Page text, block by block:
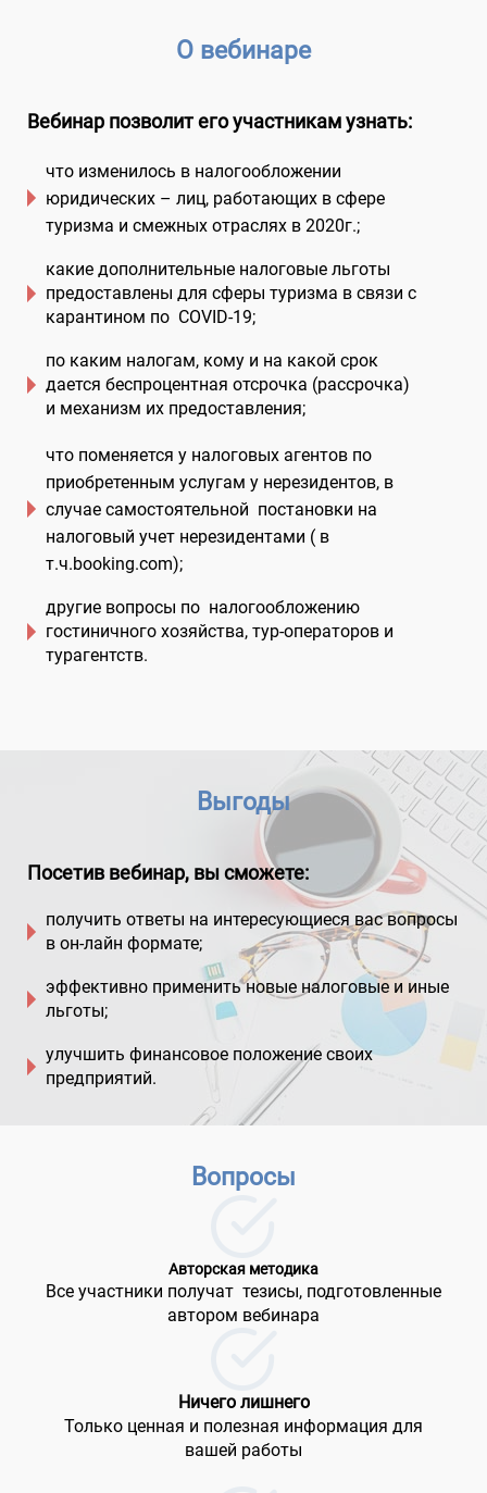
О вебинаре
Вебинар позволит его участникам узнать:
что изменилось в налогообложении
юридических – лиц, работающих в сфере
туризма и смежных отраслях в 2020г.;
какие дополнительные налоговые льготы
предоставлены для сферы туризма в связи с
карантином по COVID-19;
по каким налогам, кому и на какой срок
дается беспроцентная отсрочка (рассрочка)
и механизм их предоставления;
что поменяется у налоговых агентов по
приобретенным услугам у нерезидентов, в
случае самостоятельной постановки на
налоговый учет нерезидентами ( в
т.ч.booking.com);
другие вопросы по налогообложению
гостиничного хозяйства, тур-операторов и
турагентств.
Выгоды
Посетив вебинар, вы сможете:
получить ответы на интересующиеся вас вопросы
в он-лайн формате;
эффективно применить новые налоговые и иные
льготы;
улучшить финансовое положение своих
предприятий.
Вопросы
Авторская методика
Все участники получат тезисы, подготовленные
автором вебинара
Ничего лишнего
Только ценная и полезная информация для
вашей работы